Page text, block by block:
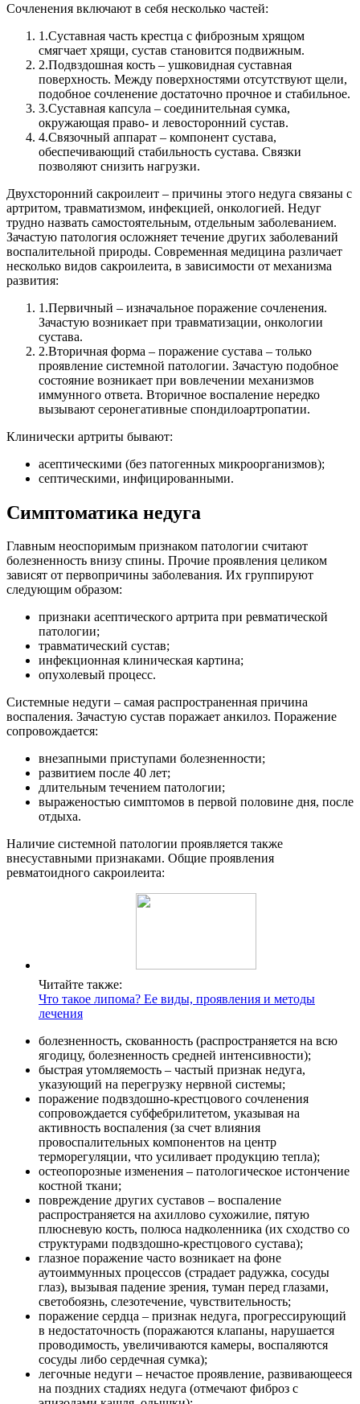
Сочленения включают в себя несколько частей:
1.Суставная часть крестца с фиброзным хрящом
смягчает хрящи, сустав становится подвижным.
2.Подвздошная кость – ушковидная суставная
поверхность. Между поверхностями отсутствуют щели,
подобное сочленение достаточно прочное и стабильное.
3.Суставная капсула – соединительная сумка,
окружающая право- и левосторонний сустав.
4.Связочный аппарат – компонент сустава,
обеспечивающий стабильность сустава. Связки
позволяют снизить нагрузки.
Двухсторонний сакроилеит – причины этого недуга связаны с
артритом, травматизмом, инфекцией, онкологией. Недуг
трудно назвать самостоятельным, отдельным заболеванием.
Зачастую патология осложняет течение других заболеваний
воспалительной природы. Современная медицина различает
несколько видов сакроилеита, в зависимости от механизма
развития:
1.Первичный – изначальное поражение сочленения.
Зачастую возникает при травматизации, онкологии
сустава.
2.Вторичная форма – поражение сустава – только
проявление системной патологии. Зачастую подобное
состояние возникает при вовлечении механизмов
иммунного ответа. Вторичное воспаление нередко
вызывают серонегативные спондилоартропатии.
Клинически артриты бывают:
асептическими (без патогенных микроорганизмов);
септическими, инфицированными.
Симптоматика недуга
Главным неоспоримым признаком патологии считают
болезненность внизу спины. Прочие проявления целиком
зависят от первопричины заболевания. Их группируют
следующим образом:
признаки асептического артрита при ревматической
патологии;
травматический сустав;
инфекционная клиническая картина;
опухолевый процесс.
Системные недуги – самая распространенная причина
воспаления. Зачастую сустав поражает анкилоз. Поражение
сопровождается:
внезапными приступами болезненности;
развитием после 40 лет;
длительным течением патологии;
выраженостью симптомов в первой половине дня, после
отдыха.
Наличие системной патологии проявляется также
внесуставными признаками. Общие проявления
ревматоидного сакроилеита:
Читайте также:
Что такое липома? Ее виды, проявления и методы
лечения
болезненность, скованность (распространяется на всю
ягодицу, болезненность средней интенсивности);
быстрая утомляемость – частый признак недуга,
указующий на перегрузку нервной системы;
поражение подвздошно-крестцового сочленения
сопровождается субфебрилитетом, указывая на
активность воспаления (за счет влияния
провоспалительных компонентов на центр
терморегуляции, что усиливает продукцию тепла);
остеопорозные изменения – патологическое истончение
костной ткани;
повреждение других суставов – воспаление
распространяется на ахиллово сухожилие, пятую
плюсневую кость, полюса надколенника (их сходство со
структурами подвздошно-крестцового сустава);
глазное поражение часто возникает на фоне
аутоиммунных процессов (страдает радужка, сосуды
глаз), вызывая падение зрения, туман перед глазами,
светобоязнь, слезотечение, чувствительность;
поражение сердца – признак недуга, прогрессирующий
в недостаточность (поражаются клапаны, нарушается
проводимость, увеличиваются камеры, воспаляются
сосуды либо сердечная сумка);
легочные недуги – нечастое проявление, развивающееся
на поздних стадиях недуга (отмечают фиброз с